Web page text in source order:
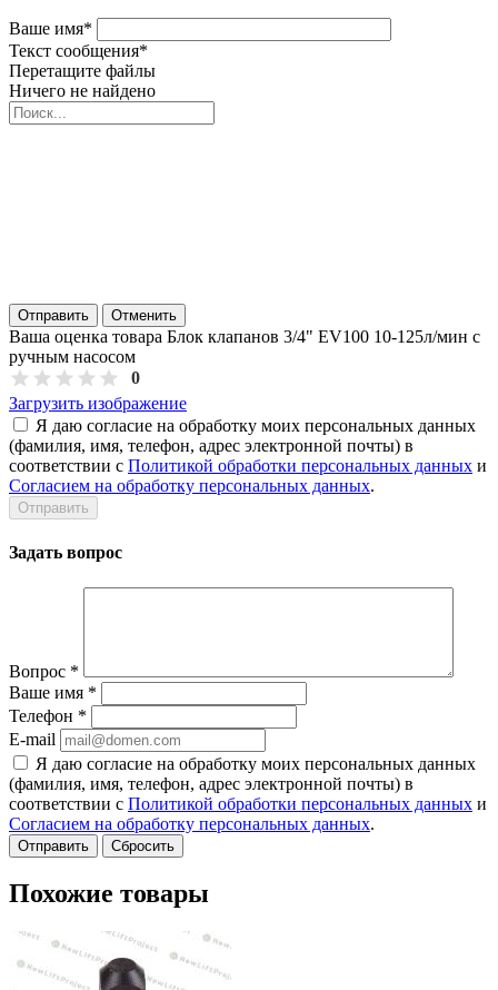
Ваше имя*
Текст сообщения*
Перетащите файлы
Ничего не найдено
Отправить Отменить
Ваша оценка товара Блок клапанов 3/4" EV100 10-125л/мин с
ручным насосом
0
Загрузить изображение
Я даю согласие на обработку моих персональных данных
(фамилия, имя, телефон, адрес электронной почты) в
соответствии с Политикой обработки персональных данных и
Согласием на обработку персональных данных.
Задать вопрос
Вопрос *
Ваше имя *
Телефон *
E-mail
Я даю согласие на обработку моих персональных данных
(фамилия, имя, телефон, адрес электронной почты) в
соответствии с Политикой обработки персональных данных и
Согласием на обработку персональных данных.
Сбросить
Похожие товары